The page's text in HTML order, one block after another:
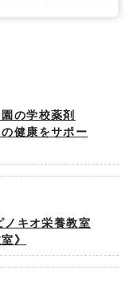
の学校薬剤
健康をサポー
ノキオ栄養教室
》